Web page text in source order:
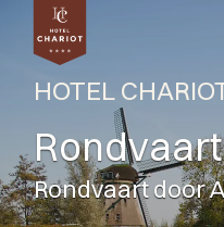
HOTEL
Rondvaart door